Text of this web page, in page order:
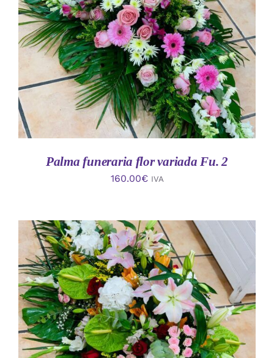
AÑADIR AL CARRITO
/
DETALLES
Palma funeraria flor variada Fu. 2
160.00€ IVA
AÑADIR AL CARRITO
/
DETALLES